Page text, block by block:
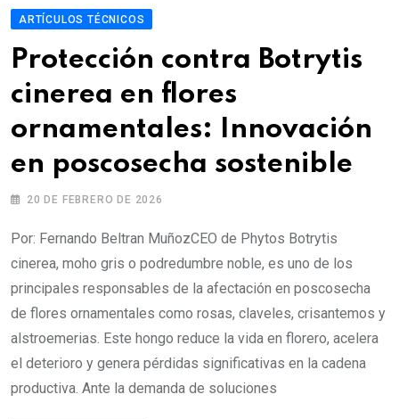
ARTÍCULOS TÉCNICOS
Protección contra Botrytis
cinerea en flores
ornamentales: Innovación
en poscosecha sostenible
20 DE FEBRERO DE 2026
Por: Fernando Beltran MuñozCEO de Phytos Botrytis
cinerea, moho gris o podredumbre noble, es uno de los
principales responsables de la afectación en poscosecha
de flores ornamentales como rosas, claveles, crisantemos y
alstroemerias. Este hongo reduce la vida en florero, acelera
el deterioro y genera pérdidas significativas en la cadena
productiva. Ante la demanda de soluciones